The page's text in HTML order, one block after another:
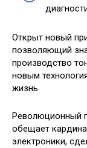
Открыт новый
позволяющий
производство
новым
жизнь.
Революционный
обещает
электроники,